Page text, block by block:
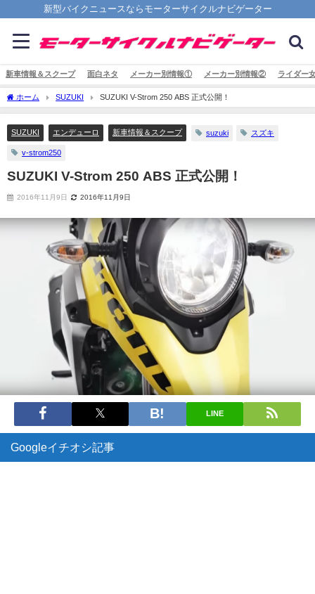
新型バイクニュースならモーターサイクルナビゲーター
新車情報＆スクープ 面白ネタ メーカー別情報① メーカー別情報② ライダー
ホーム SUZUKI SUZUKI V-Strom 250 ABS 正式公開！
SUZUKI エンデューロ 新車情報＆スクープ suzuki スズキ
v-strom250
SUZUKI V-Strom 250 ABS 正式公開！
2016年11月9日 2016年11月9日
LINE
Googleイチオシ記事